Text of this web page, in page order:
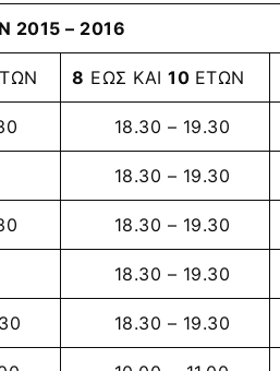
– 2016
8 ΕΩΣ ΚΑΙ 10 ΕΤΩΝ
18.30 – 19.30
18.30 – 19.30
18.30 – 19.30
18.30 – 19.30
18.30 – 19.30